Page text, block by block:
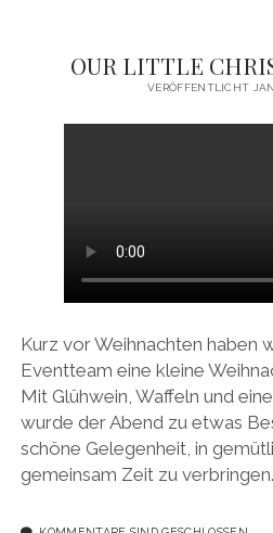
OUR LITTLE
VERÖFFENTLICHT
Kurz vor Weihnachten haben
Eventteam eine kleine
Mit Glühwein, Waffeln und
wurde der Abend zu etwas
schöne Gelegenheit, in
gemeinsam Zeit zu verbringen.